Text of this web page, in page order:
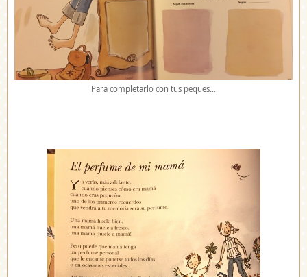
Para completarlo con tus peques…